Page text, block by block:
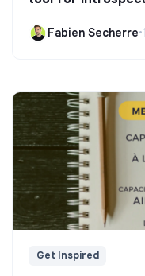
Fabien Secherre•
Get Inspired